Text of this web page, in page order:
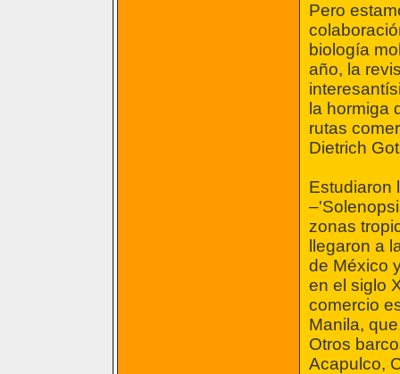
Pero
biología
año, la
la hormiga
rutas
Dietrich
Estudiaron
zonas
llegaron a
de México
en el siglo
comercio
Manila,
Otros
Acapulco,